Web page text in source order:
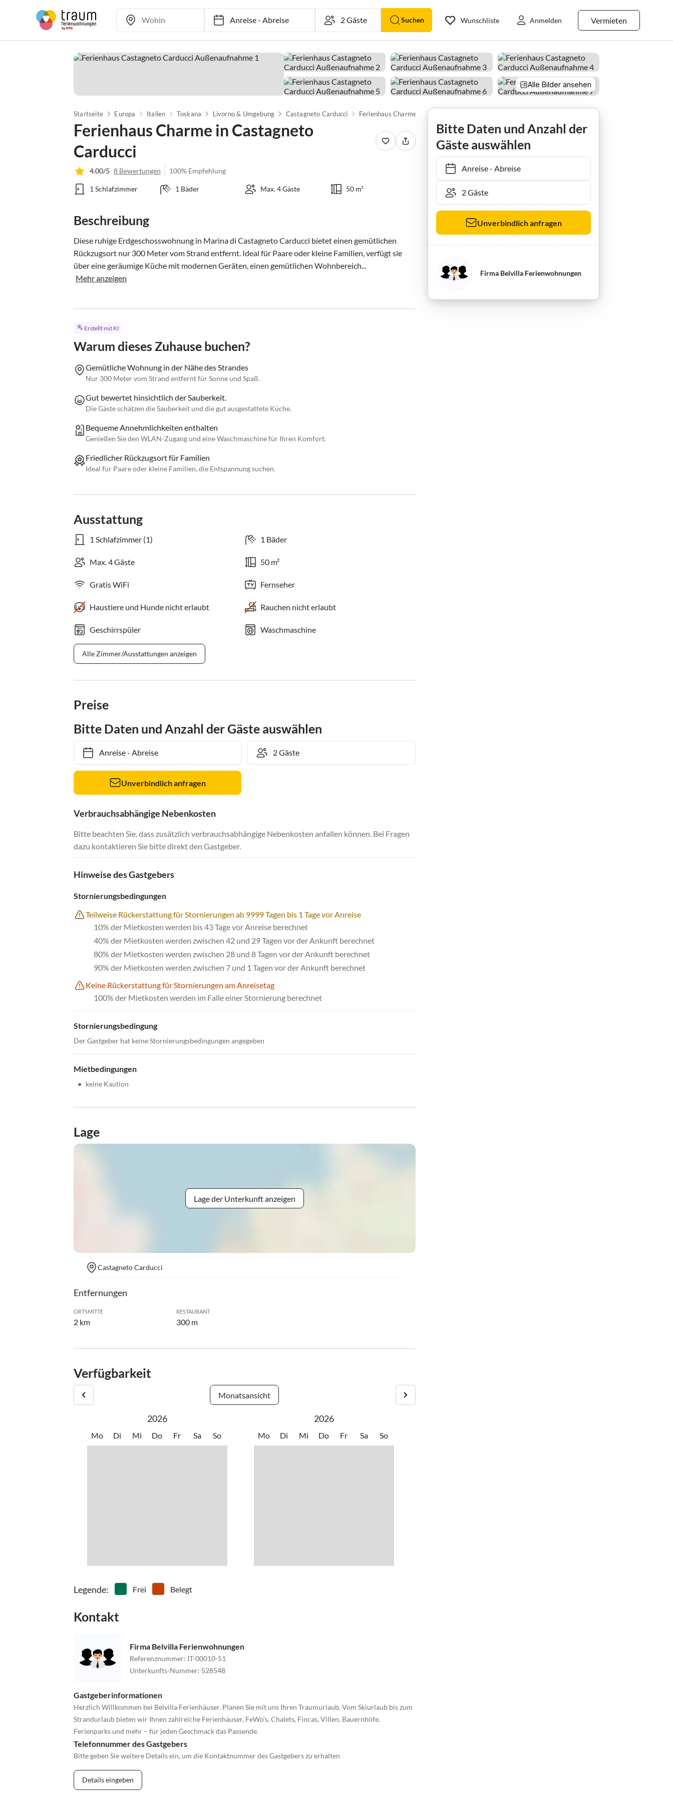
Anreise-Abreise Suchen Vermieten
Wunschliste Anmelden
Alle Bilder ansehen
Startseite Europa Italien Toskana Livorno & Umgebung Castagneto Carducci
Ferienhaus Charme in Castagneto
Carducci
4.00/5 8 Bewertungen 100% Empfehlung
1 Schlafzimmer 1 Bäder Max. 4 Gäste 50 m²
Beschreibung
Diese ruhige Erdgeschosswohnung in Marina di Castagneto Carducci bietet einen gemütlichen
Rückzugsort nur 300 Meter vom Strand entfernt. Ideal für Paare oder kleine Familien, verfügt sie
über eine geräumige Küche mit modernen Geräten, einen gemütlichen Wohnbereich...
Mehr anzeigen
Erstellt mit KI
Warum dieses Zuhause buchen?
Gemütliche Wohnung in der Nähe des Strandes
Nur 300 Meter vom Strand entfernt für Sonne und Spaß.
Gut bewertet hinsichtlich der Sauberkeit.
Die Gäste schätzen die Sauberkeit und die gut ausgestattete Küche.
Bequeme Annehmlichkeiten enthalten
Genießen Sie den WLAN-Zugang und eine Waschmaschine für Ihren Komfort.
Friedlicher Rückzugsort für Familien
Ideal für Paare oder kleine Familien, die Entspannung suchen.
Ausstattung
1 Schlafzimmer (1) 1 Bäder
Max. 4 Gäste 50 m²
Gratis WiFi Fernseher
Haustiere und Hunde nicht erlaubt Rauchen nicht erlaubt
Geschirrspüler Waschmaschine
Alle Zimmer/Ausstattungen anzeigen
Preise
Bitte Daten und Anzahl der Gäste auswählen
Anreise- Abreise
Unverbindlich anfragen
Verbrauchsabhängige Nebenkosten
Bitte beachten Sie, dass zusätzlich verbrauchsabhängige Nebenkosten anfallen können. Bei Fragen
dazu kontaktieren Sie bitte direkt den Gastgeber.
Hinweise des Gastgebers
Stornierungsbedingungen
Teilweise Rückerstattung für Stornierungen ab 9999 Tagen bis 1 Tage vor Anreise
10% der Mietkosten werden bis 43 Tage vor Anreise berechnet
40% der Mietkosten werden zwischen 42 und 29 Tagen vor der Ankunft berechnet
80% der Mietkosten werden zwischen 28 und 8 Tagen vor der Ankunft berechnet
90% der Mietkosten werden zwischen 7 und 1 Tagen vor der Ankunft berechnet
Keine Rückerstattung für Stornierungen am Anreisetag
100% der Mietkosten werden im Falle einer Stornierung berechnet
Stornierungsbedingung
Der Gastgeber hat keine Stornierungsbedingungen angegeben
Mietbedingungen
• keine Kaution
Lage
Lage der Unterkunft anzeigen
Castagneto Carducci
Entfernungen
ORTSMITTE
2 km
RESTAURANT
300 m
Verfügbarkeit
Monatsansicht
2026
Mo Di Mi Do Fr Sa So
2026
Mo Di Mi Do Fr Sa So
Legende: Frei Belegt
Kontakt
Firma Belvilla Ferienwohnungen
Referenznummer: IT-00010-51
Unterkunfts-Nummer: 528548
Gastgeberinformationen
Herzlich Willkommen bei Belvilla Ferienhäuser. Planen Sie mit uns Ihren Traumurlaub. Vom Skiurlaub bis zum
Strandurlaub bieten wir Ihnen zahlreiche Ferienhäuser, FeWo’s, Chalets, Fincas, Villen, Bauernhöfe,
Ferienparks und mehr – für jeden Geschmack das Passende.
Telefonnummer des Gastgebers
Bitte geben Sie weitere Details ein, um die Kontaktnummer des Gastgebers zu erhalten
Details eingeben
Bitte Daten und Anzahl der
Gäste auswählen
Anreise- Abreise
Unverbindlich anfragen
Firma Belvilla Ferienwohnungen